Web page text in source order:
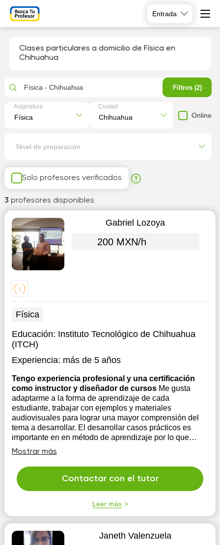
Entrada
Clases particulares a domicilio de Física en
Chihuahua
Solo profesores verificados
3 profesores disponibles
Gabriel Lozoya
200 MXN/h
Física
Educación: Instituto Tecnológico de Chihuahua
(ITCH)
Experiencia: más de 5 años
Tengo experiencia profesional y una certificación
como instructor y diseñador de cursos Me gusta
adaptarme a la forma de aprendizaje de cada
estudiante, trabajar con ejemplos y materiales
audiovisuales para lograr una mayor comprensión del
tema a desarrollar. El desarrollar casos prácticos es
importante en en método de aprendizaje por lo que
buscamos el encontrar casos que puedan ajust...
Mostrar más
Contactar con el tutor
Leer más
Janeth Valenzuela
Física - Chihuahua Filtros (2)
Asignatura Ciudad
Online
Nivel de preparación